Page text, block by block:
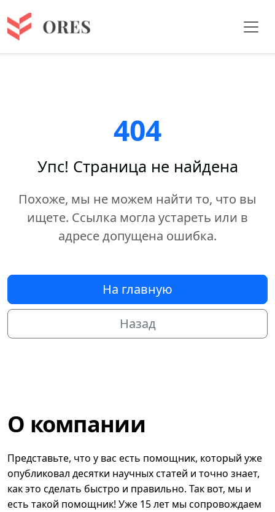
404
Упс! Страница не найдена
Похоже, мы не можем найти то, что вы
ищете. Ссылка могла устареть или в
адресе допущена ошибка.
На главную
Назад
О компании
Представьте, что у вас есть помощник, который уже
опубликовал десятки научных статей и точно знает,
как это сделать быстро и правильно. Так вот, мы и
есть такой помощник! Уже 15 лет мы сопровождаем